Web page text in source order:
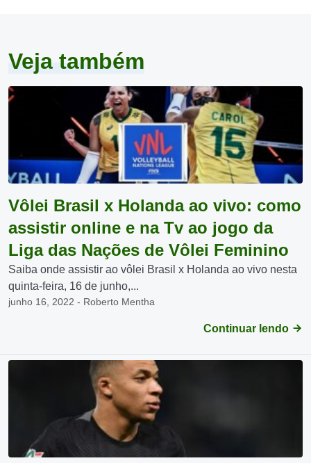
Veja também
Vôlei Brasil x Holanda ao vivo: como
assistir online e na Tv ao jogo da
Liga das Nações de Vôlei Feminino
Saiba onde assistir ao vôlei Brasil x Holanda ao vivo nesta
quinta-feira, 16 de junho,...
junho 16, 2022 - Roberto Mentha
Continuar lendo